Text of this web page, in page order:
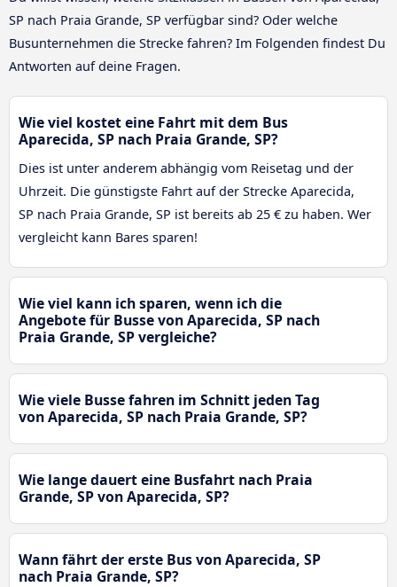
SP nach Praia Grande, SP verfügbar sind? Oder welche
Busunternehmen die Strecke fahren? Im Folgenden findest Du
Antworten auf deine Fragen.
Wie viel kostet eine Fahrt mit dem Bus
Aparecida, SP nach Praia Grande, SP?
Dies ist unter anderem abhängig vom Reisetag und der
Uhrzeit. Die günstigste Fahrt auf der Strecke Aparecida,
SP nach Praia Grande, SP ist bereits ab 25 € zu haben. Wer
vergleicht kann Bares sparen!
Wie viel kann ich sparen, wenn ich die
Angebote für Busse von Aparecida, SP nach
Praia Grande, SP vergleiche?
Wie viele Busse fahren im Schnitt jeden Tag
von Aparecida, SP nach Praia Grande, SP?
Wie lange dauert eine Busfahrt nach Praia
Grande, SP von Aparecida, SP?
Wann fährt der erste Bus von Aparecida, SP
nach Praia Grande, SP?